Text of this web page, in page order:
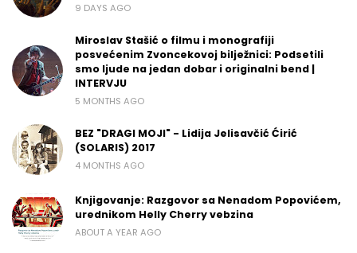
9 DAYS AGO
Miroslav Stašić o filmu i monografiji
posvećenim Zvoncekovoj bilježnici: Podsetili
smo ljude na jedan dobar i originalni bend |
INTERVJU
5 MONTHS AGO
BEZ "DRAGI MOJI" - Lidija Jelisavčić Ćirić
(SOLARIS) 2017
4 MONTHS AGO
Knjigovanje: Razgovor sa Nenadom Popovićem,
urednikom Helly Cherry vebzina
ABOUT A YEAR AGO